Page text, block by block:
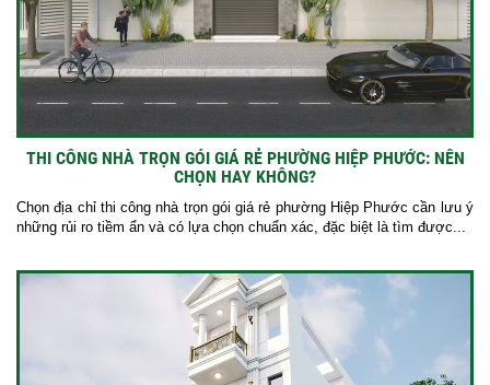
THI CÔNG NHÀ TRỌN GÓI GIÁ RẺ PHƯỜNG HIỆP PHƯỚC: NÊN
CHỌN HAY KHÔNG?
Chọn địa chỉ thi công nhà trọn gói giá rẻ phường Hiệp Phước cần lưu ý
những rủi ro tiềm ẩn và có lựa chọn chuẩn xác, đặc biệt là tìm được...